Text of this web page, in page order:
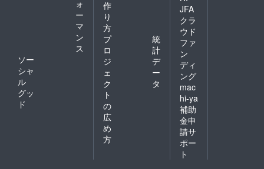
ォ
ー
マ
ン
ス
ソー
シャ
ル
グッ
ド
作
り
方
プ
ロ
ジ
ェ
ク
ト
の
広
め
方
統
計
デ
ー
タ
JFA
クラ
ウド
ファ
ン
ディ
ング
mac
hi-ya
補助
金申
請サ
ポー
ト